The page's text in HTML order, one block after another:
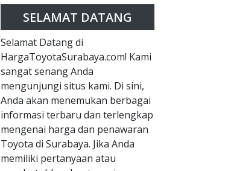
SELAMAT DATANG
Selamat Datang di
HargaToyotaSurabaya.com! Kami
sangat senang Anda
mengunjungi situs kami. Di sini,
Anda akan menemukan berbagai
informasi terbaru dan terlengkap
mengenai harga dan penawaran
Toyota di Surabaya. Jika Anda
memiliki pertanyaan atau